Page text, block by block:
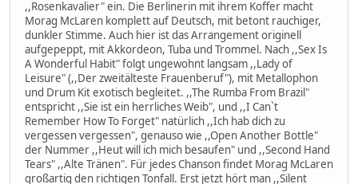
,,Rosenkavalier" ein. Die Berlinerin mit ihrem Koffer macht
Morag McLaren komplett auf Deutsch, mit betont rauchiger,
dunkler Stimme. Auch hier ist das Arrangement originell
aufgepeppt, mit Akkordeon, Tuba und Trommel. Nach ,,Sex Is
A Wonderful Habit" folgt ungewohnt langsam ,,Lady of
Leisure" (,,Der zweitälteste Frauenberuf"), mit Metallophon
und Drum Kit exotisch begleitet. ,,The Rumba From Brazil"
entspricht ,,Sie ist ein herrliches Weib", und ,,I Can`t
Remember How To Forget" natürlich ,,Ich hab dich zu
vergessen vergessen", genauso wie ,,Open Another Bottle"
der Nummer ,,Heut will ich mich besaufen" und ,,Second Hand
Tears" ,,Alte Tränen". Für jedes Chanson findet Morag McLaren
großartig den richtigen Tonfall. Erst jetzt hört man ,,Silent